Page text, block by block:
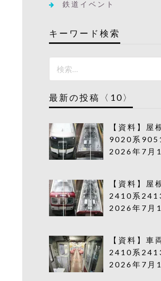
鉄道イベント
キーワード検索
最新の投稿〈10〉
【資料】屋
9020系
2026年7月
【資料】屋
2410系
2026年7月
【資料】車
2410系
2026年7月